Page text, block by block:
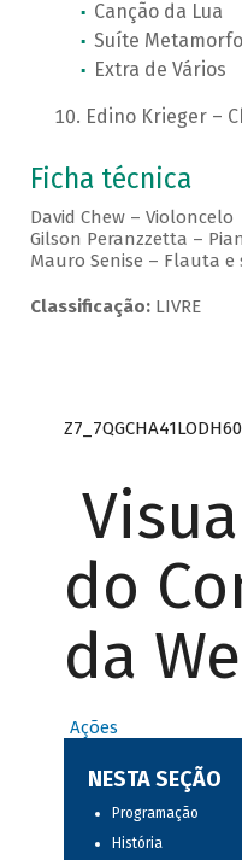
Canção da Lua
Suíte
Extra de Vários
Edino Krieger –
Ficha técnica
David Chew – Violoncelo
Gilson Peranzzetta –
Mauro Senise – Flauta e
Classificação:LIVRE
do
da
Ações
NESTA SEÇÃO
Programação
História